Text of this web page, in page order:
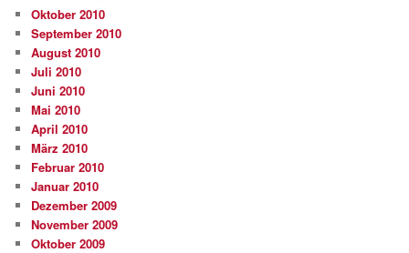
Oktober 2010
September 2010
August 2010
Juli 2010
Juni 2010
Mai 2010
April 2010
März 2010
Februar 2010
Januar 2010
Dezember 2009
November 2009
Oktober 2009